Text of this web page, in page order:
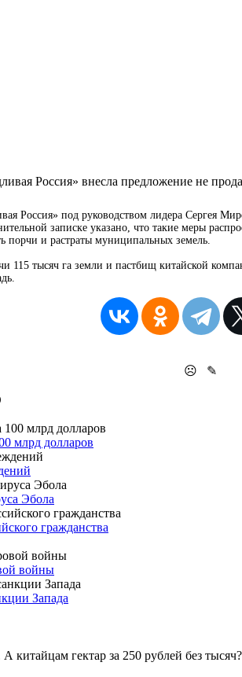
под руководством лидера Сергея
записке указано, что такие меры
порчи и растраты муниципальных земель.
115 тысяч га земли и пастбищ китайской
☹
✎
млрд долларов
Эбола
гражданства
войны
Запада
китайцам гектар за 250 рублей без тысяч?